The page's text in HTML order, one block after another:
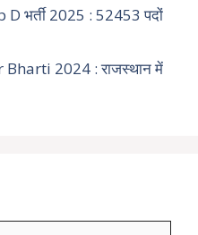
भर्ती 2025 : 52453 पदों
2024 : राजस्थान में